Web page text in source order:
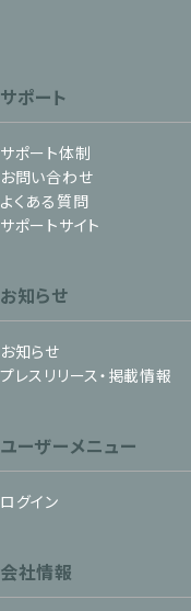
サポート
サポート体制
お問い合わせ
よくある質問
サポートサイト
お知らせ
お知らせ
プレスリリース・掲載情報
ユーザーメニュー
ログイン
会社情報